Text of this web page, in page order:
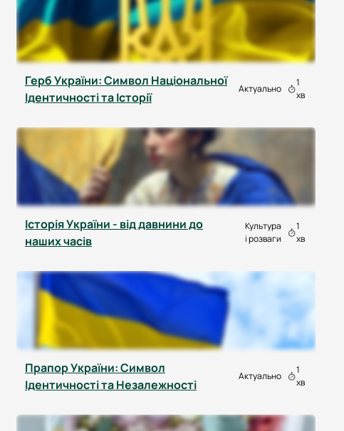
Герб України: Символ Національної
Ідентичності та Історії
Актуально
1
хв
Історія України - від давнини до
наших часів
Культура
і розваги
1
хв
Прапор України: Символ
Ідентичності та Незалежності
Актуально
1
хв